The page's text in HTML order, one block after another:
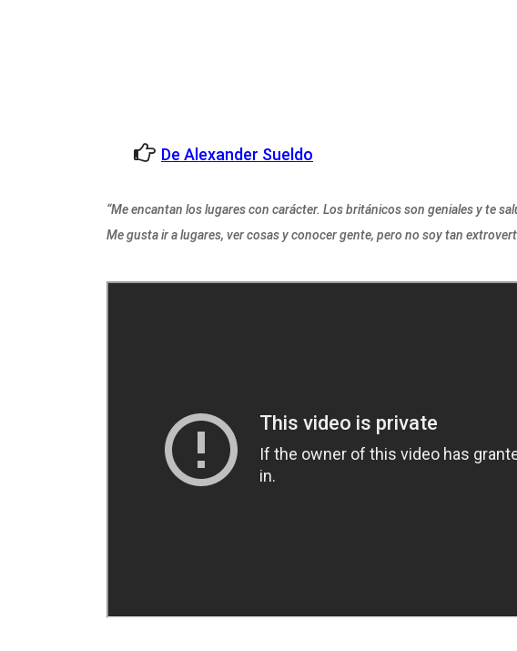
De Alexander Sueldo
“Me encantan los lugares con carácter. Los británicos son geniales y te
Me gusta ir a lugares, ver cosas y conocer gente, pero no soy tan